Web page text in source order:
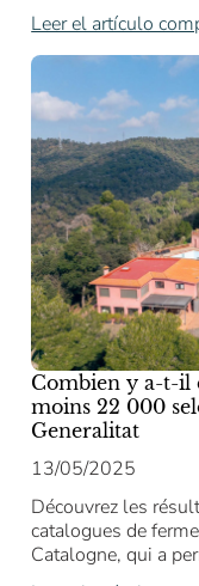
Leer el artículo
Combien y a-t-il
moins 22 000
Generalitat
13/05/2025
Découvrez les
catalogues de
Catalogne, qui a